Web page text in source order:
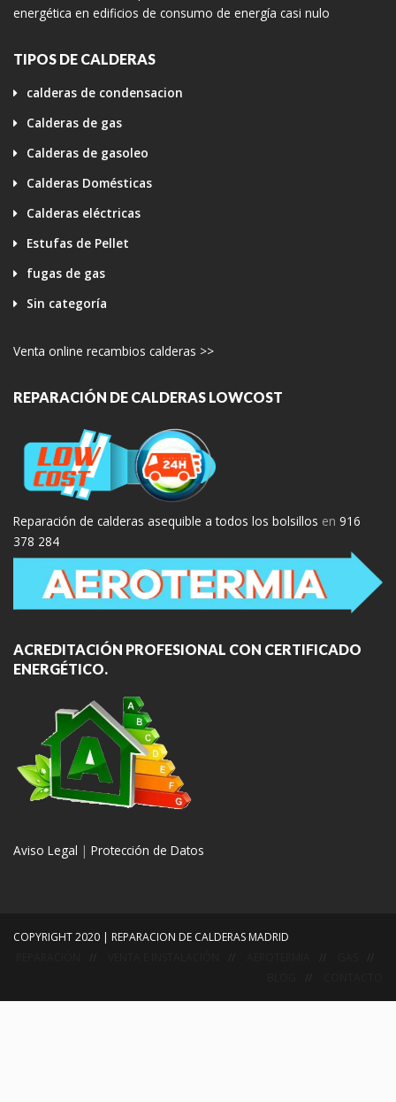
energética en edificios de consumo de energía casi nulo
TIPOS DE CALDERAS
calderas de condensacion
Calderas de gas
Calderas de gasoleo
Calderas Domésticas
Calderas eléctricas
Estufas de Pellet
fugas de gas
Sin categoría
Venta online recambios calderas >>
REPARACIÓN DE CALDERAS LOWCOST
Reparación de calderas asequible a todos los bolsillos en 916
378 284
ACREDITACIÓN PROFESIONAL CON CERTIFICADO
ENERGÉTICO.
Aviso Legal | Protección de Datos
COPYRIGHT 2020 | REPARACION DE CALDERAS MADRID